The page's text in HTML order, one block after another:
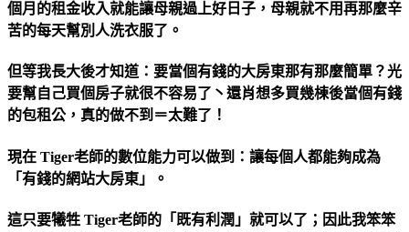
個月的租金收入就能讓母親過上好日子，母親就不用再那麼辛
苦的每天幫別人洗衣服了。
但等我長大後才知道：要當個有錢的大房東那有那麼簡單？光
要幫自己買個房子就很不容易了丶還肖想多買幾棟後當個有錢
的包租公，真的做不到＝太難了！
現在 Tiger老師的數位能力可以做到：讓每個人都能夠成為
「有錢的網站大房東」。
這只要犧牲 Tiger老師的「既有利潤」就可以了；因此我笨笨